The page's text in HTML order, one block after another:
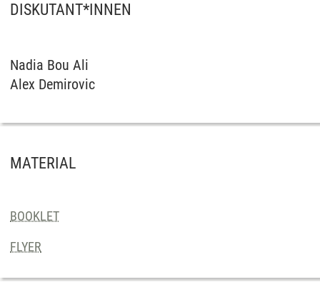
DISKUTANT*INNEN
Nadia Bou Ali
Alex Demirovic
MATERIAL
BOOKLET
FLYER